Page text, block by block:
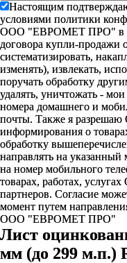
Настоящим
условиями политики
ООО "ЕВРОМЕТ ПРО" в
договора купли-продажи
систематизировать,
изменять), извлекать,
поручать обработку
удалять, уничтожать -
номера домашнего и
почты. Также я
информирования о
обработку
направлять на
на номер мобильного
товарах, работах,
партнеров. Согласие
момент путем
ООО "ЕВРОМЕТ ПРО"
Лист
мм (до 299 м.п.)